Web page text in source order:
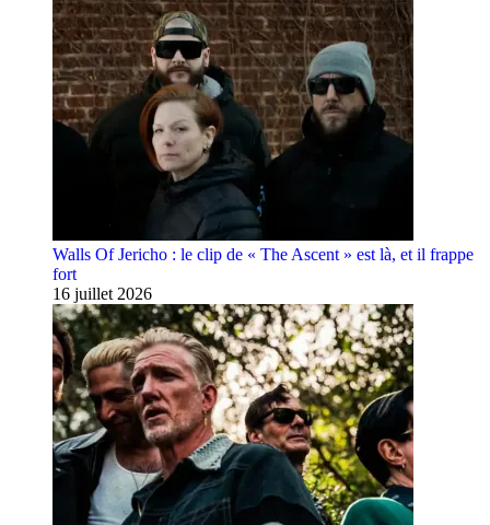
Walls Of Jericho : le clip de « The Ascent » est là, et il frappe
fort
16 juillet 2026